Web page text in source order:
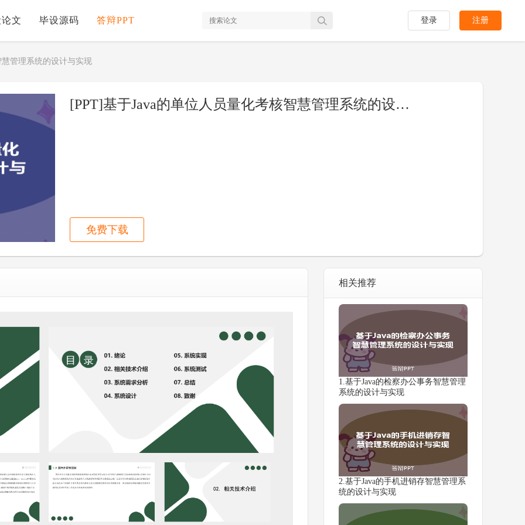
文 毕设源码 答辩PPT 登录 注册
管理系统的设计与实现
[PPT]基于Java的单位人员量化考核智慧管理系统的设计与实现
免费下载
相关推荐
1.基于Java的检察办公事务智慧管理
系统的设计与实现
2.基于Java的手机进销存智慧管理系
统的设计与实现